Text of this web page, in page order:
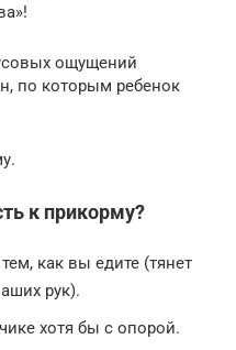
ощущений
по которым ребенок
к прикорму?
как вы едите (тянет
рук).
хотя бы с опорой.